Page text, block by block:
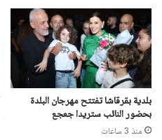
بلدية بقرقاشا تفتتح مهرجان البلدة
بحضور النائب ستريدا جعجع
منذ 3 ساعات